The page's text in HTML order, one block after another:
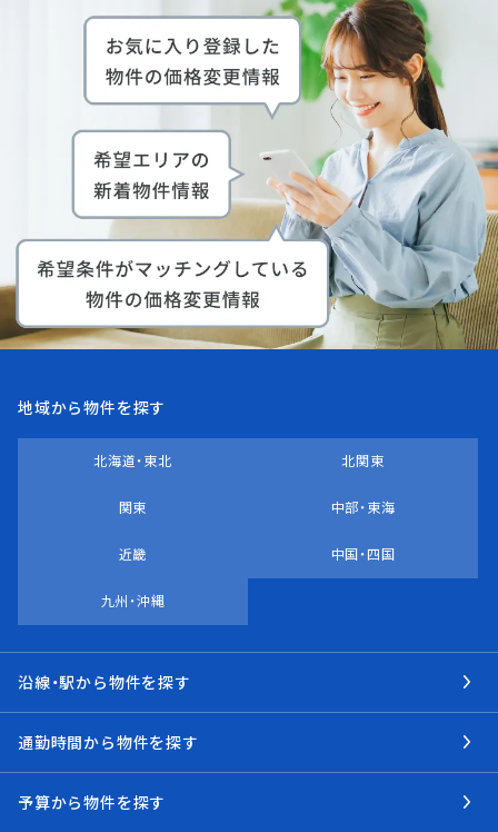
地域から物件を探す
北海道・東北 北関東
関東 中部・東海
近畿 中国・四国
九州・沖縄
沿線・駅から物件を探す
通勤時間から物件を探す
予算から物件を探す